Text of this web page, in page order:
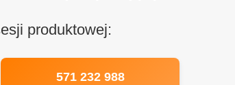
produktowej:
571 232 988